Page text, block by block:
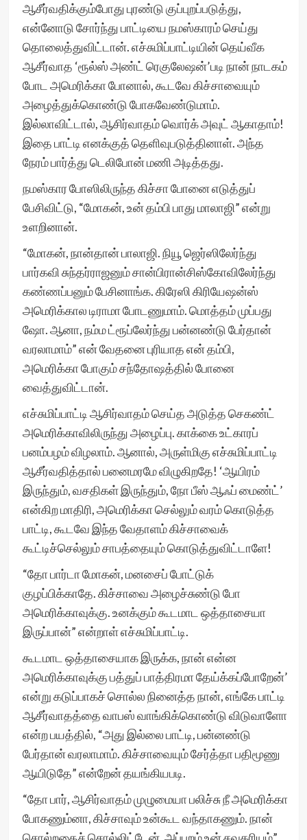
ஆசீர்வதிக்கும்போது புரண்டு குப்புறப்படுத்து,
என்னோடு சோர்ந்து பாட்டியை நமஸ்காரம் செய்து
தொலைத்துவிட்டான். எச்சுமிப்பாட்டியின் தெய்வீக
ஆசீர்வாத ‘ரூல்ஸ் அண்ட் ரெகுலேஷன்’படி நான் நாடகம்
போட அமெரிக்கா போனால், கூடவே கிச்சாவையும்
அழைத்துக்கொண்டு போகவேண்டுமாம்.
இல்லாவிட்டால், ஆசிர்வாதம் வொர்க் அவுட் ஆகாதாம்!
இதை பாட்டி எனக்குத் தெளிவுபடுத்தினாள். அந்த
நேரம் பார்த்து டெலிபோன் மணி அடித்தது.
நமஸ்கார போஸிலிருந்த கிச்சா போனை எடுத்துப்
பேசிவிட்டு, “மோகன், உன் தம்பி பாது மாலாஜி” என்று
உளறினான்.
“மோகன், நான்தான் பாலாஜி. நியூ ஜெர்ஸிலேர்ந்து
பார்கவி சுந்தர்ராஜனும் சான்பிரான்சிஸ்கோவிலேர்ந்து
கண்ணப்பனும் பேசினாங்க. கிரேஸி கிரியேஷன்ஸ்
அமெரிக்கால டிராமா போடணுமாம். மொத்தம் முப்பது
ஷோ. ஆனா, நம்ம ட்ரூப்லேர்ந்து பன்னண்டு பேர்தான்
வரலாமாம்” என் வேதனை புரியாத என் தம்பி,
அமெரிக்கா போகும் சந்தோஷத்தில் போனை
வைத்துவிட்டான்.
எச்சுமிப்பாட்டி ஆசிர்வாதம் செய்த அடுத்த செகண்ட்
அமெரிக்காவிலிருந்து அழைப்பு. காக்கை உட்காரப்
பனம்பழம் விழலாம். ஆனால், அருள்மிகு எச்சுமிப்பாட்டி
ஆசீர்வதித்தால் பனைமரமே விழுகிறதே! ‘ஆயிரம்
இருந்தும், வசதிகள் இருந்தும், நோ பீஸ் ஆஃப் மைண்ட்’
என்கிற மாதிரி, அமெரிக்கா செல்லும் வரம் கொடுத்த
பாட்டி, கூடவே இந்த வேதாளம் கிச்சாவைக்
கூட்டிச்செல்லும் சாபத்தையும் கொடுத்துவிட்டாளே!
“தோ பார்டா மோகன், மனசைப் போட்டுக்
குழப்பிக்காதே. கிச்சாவை அழைச்சுண்டு போ
அமெரிக்காவுக்கு. உனக்கும் கூடமாட ஒத்தாசையா
இருப்பான்” என்றாள் எச்சுமிப்பாட்டி.
கூடமாட ஒத்தாசையாக இருக்க, நான் என்ன
அமெரிக்காவுக்கு பத்துப் பாத்திரமா தேய்க்கப்போறேன்’
என்று கடுப்பாகச் சொல்ல நினைத்த நான், எங்கே பாட்டி
ஆசீர்வாதத்தை வாபஸ் வாங்கிக்கொண்டு விடுவாளோ
என்ற பயத்தில், “அது இல்லை பாட்டி, பன்னண்டு
பேர்தான் வரலாமாம். கிச்சாவையும் சேர்த்தா பதிமூணு
ஆயிடுதே” என்றேன் தயங்கியபடி.
“தோ பார், ஆசிர்வாதம் முழுமையா பலிச்சு நீ அமெரிக்கா
போகணும்னா, கிச்சாவும் உன்கூட வந்தாகணும். நான்